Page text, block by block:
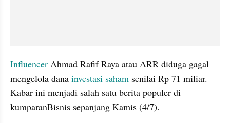
Influencer Ahmad Rafif Raya atau ARR diduga gagal
mengelola dana investasi saham senilai Rp 71 miliar.
Kabar ini menjadi salah satu berita populer di
kumparanBisnis sepanjang Kamis (4/7).